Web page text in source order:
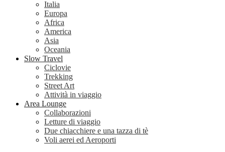
Italia
Europa
Africa
America
Asia
Oceania
Slow Travel
Ciclovie
Trekking
Street Art
Attività in viaggio
Area Lounge
Collaborazioni
Letture di viaggio
Due chiacchiere e una tazza di tè
Voli aerei ed Aeroporti